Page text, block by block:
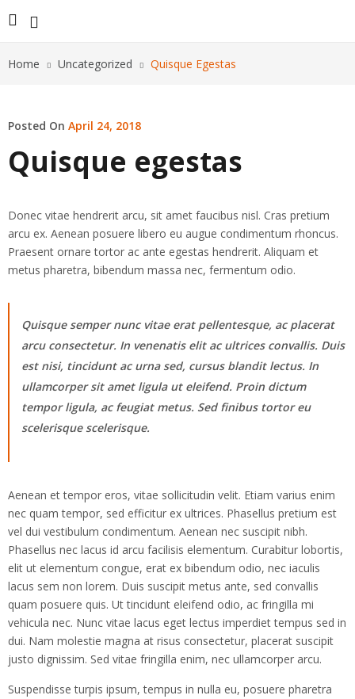
Home Uncategorized Quisque Egestas
Posted On April 24, 2018
Quisque egestas
Donec vitae hendrerit arcu, sit amet faucibus nisl. Cras pretium
arcu ex. Aenean posuere libero eu augue condimentum rhoncus.
Praesent ornare tortor ac ante egestas hendrerit. Aliquam et
metus pharetra, bibendum massa nec, fermentum odio.
Quisque semper nunc vitae erat pellentesque, ac placerat
arcu consectetur. In venenatis elit ac ultrices convallis. Duis
est nisi, tincidunt ac urna sed, cursus blandit lectus. In
ullamcorper sit amet ligula ut eleifend. Proin dictum
tempor ligula, ac feugiat metus. Sed finibus tortor eu
scelerisque scelerisque.
Aenean et tempor eros, vitae sollicitudin velit. Etiam varius enim
nec quam tempor, sed efficitur ex ultrices. Phasellus pretium est
vel dui vestibulum condimentum. Aenean nec suscipit nibh.
Phasellus nec lacus id arcu facilisis elementum. Curabitur lobortis,
elit ut elementum congue, erat ex bibendum odio, nec iaculis
lacus sem non lorem. Duis suscipit metus ante, sed convallis
quam posuere quis. Ut tincidunt eleifend odio, ac fringilla mi
vehicula nec. Nunc vitae lacus eget lectus imperdiet tempus sed in
dui. Nam molestie magna at risus consectetur, placerat suscipit
justo dignissim. Sed vitae fringilla enim, nec ullamcorper arcu.
Suspendisse turpis ipsum, tempus in nulla eu, posuere pharetra